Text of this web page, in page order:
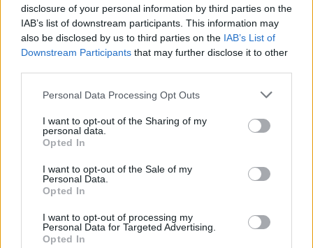
disclosure of your personal information by third parties on the
IAB’s list of downstream participants. This information may
also be disclosed by us to third parties on the IAB’s List of
Downstream Participants that may further disclose it to other
Personal Data Processing Opt Outs
I want to opt-out of the Sharing of my
personal data.
Opted In
I want to opt-out of the Sale of my
Personal Data.
Opted In
I want to opt-out of processing my
Personal Data for Targeted Advertising.
Opted In
10:52
Ηράκλειο: Οι παραστάσεις στα Κηποθέατρα τη Τρίτη 11/8
10:47
των άδειων δρόμων
Ηλικιωμένη ανασύρθηκε νεκρή από τη θάλασσα στην
Κατερίνη
«Σαλπάρουμε για Γυμνάσιο!» από το ΚΕΣΑΝ Ηρακλείου
Κατερίνα Παπουτσάκη: Η καλοκαιρινή «πασαρέλα» με
μαγιό και τα αποθεωτικά σχόλια